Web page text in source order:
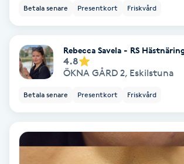
Makeup
Manikyr & Pedikyr
Massage
Medial vägledning
Betala senare Presentkort Friskvård
Rebecca Savela - RS
4.8
ÖKNA GÅRD 2, Eskilstuna
Betala senare Presentkort Friskvård